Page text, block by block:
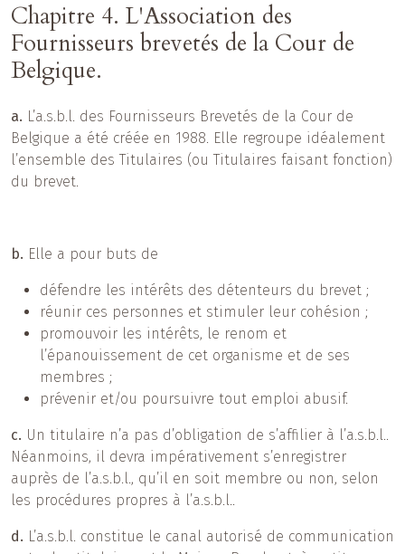
Chapitre 4. L'Association des
Fournisseurs brevetés de la Cour de
Belgique.
a. L’a.s.b.l. des Fournisseurs Brevetés de la Cour de
Belgique a été créée en 1988. Elle regroupe idéalement
l’ensemble des Titulaires (ou Titulaires faisant fonction)
du brevet.
b. Elle a pour buts de
défendre les intérêts des détenteurs du brevet ;
réunir ces personnes et stimuler leur cohésion ;
promouvoir les intérêts, le renom et
l’épanouissement de cet organisme et de ses
membres ;
prévenir et/ou poursuivre tout emploi abusif.
c. Un titulaire n’a pas d’obligation de s’affilier à l’a.s.b.l..
Néanmoins, il devra impérativement s’enregistrer
auprès de l’a.s.b.l., qu’il en soit membre ou non, selon
les procédures propres à l’a.s.b.l..
d. L’a.s.b.l. constitue le canal autorisé de communication